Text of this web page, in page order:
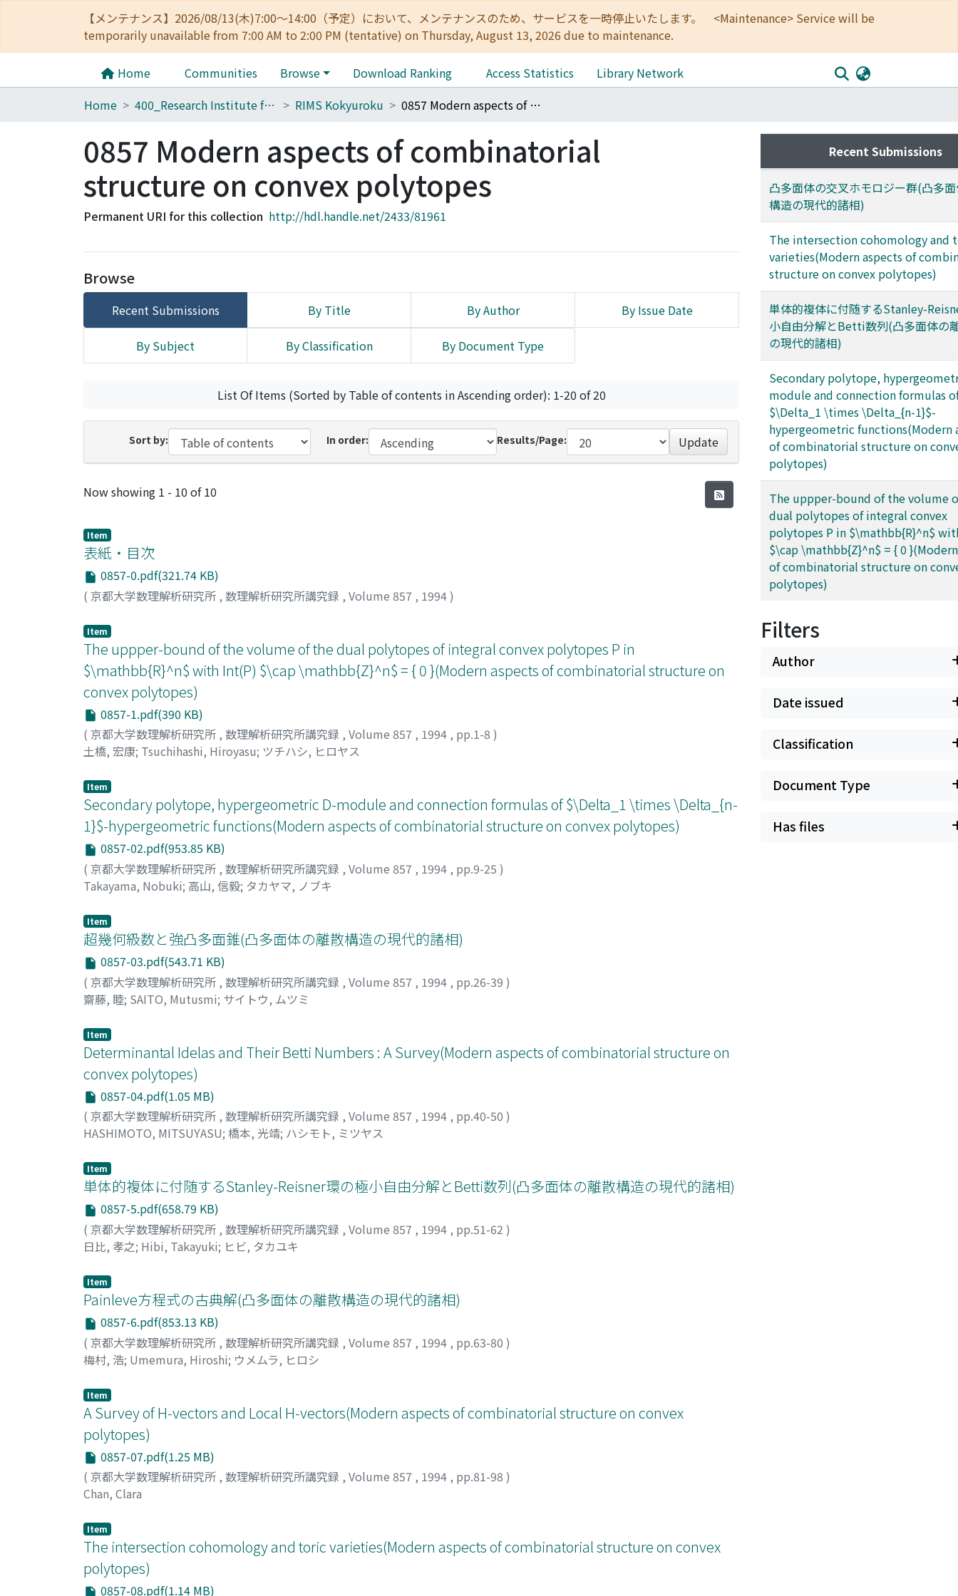
【メンテナンス】2026/08/13(木)7:00～14:00（予定）において、メンテナンスのため、サービスを一時停止いたします。 <Maintenance> Service will be
temporarily unavailable from 7:00 AM to 2:00 PM (tentative) on Thursday, August 13, 2026 due to maintenance.
Home Communities Browse Download Ranking Access Statistics
Library Network
Home
400_Research Institute for Mathematical Sciences RIMS Kokyuroku 0857 Modern aspects of combinatorial structure on convex polytopes
0857 Modern aspects of combinatorial
structure on convex polytopes
Permanent URI for this collection http://hdl.handle.net/2433/81961
Browse
Recent Submissions By Title By Author By Issue Date
By Subject By Classification By Document Type
List Of Items (Sorted by Table of contents in Ascending order): 1-20 of 20
Sort by: In order: Results/Page: Update
Recent Submissions
Now showing 1 - 10 of 10
Item
表紙・目次
0857-0.pdf(321.74 KB)
( 京都大学数理解析研究所 , 数理解析研究所講究録 , Volume 857 , 1994)
Item
The uppper-bound of the volume of the dual polytopes of integral convex polytopes P in
$\mathbb{R}^n$ with Int(P) $\cap \mathbb{Z}^n$ = { 0 }(Modern aspects of combinatorial structure on
convex polytopes)
0857-1.pdf(390 KB)
( 京都大学数理解析研究所 , 数理解析研究所講究録 , Volume 857 , 1994 , pp.1-8 )
土橋, 宏康; Tsuchihashi, Hiroyasu; ツチハシ, ヒロヤス
Item
Secondary polytope, hypergeometric D-module and connection formulas of $\Delta_1 \times \Delta_{n-
1}$-hypergeometric functions(Modern aspects of combinatorial structure on convex polytopes)
0857-02.pdf(953.85 KB)
( 京都大学数理解析研究所 , 数理解析研究所講究録 , Volume 857 , 1994 , pp.9-25 )
Takayama, Nobuki; 高山, 信毅; タカヤマ, ノブキ
Item
超幾何級数と強凸多面錐(凸多面体の離散構造の現代的諸相)
0857-03.pdf(543.71 KB)
( 京都大学数理解析研究所 , 数理解析研究所講究録 , Volume 857 , 1994 , pp.26-39 )
齋藤, 睦; SAITO, Mutusmi; サイトウ, ムツミ
Item
Determinantal Idelas and Their Betti Numbers : A Survey(Modern aspects of combinatorial structure on
convex polytopes)
0857-04.pdf(1.05 MB)
( 京都大学数理解析研究所 , 数理解析研究所講究録 , Volume 857 , 1994 , pp.40-50 )
HASHIMOTO, MITSUYASU; 橋本, 光靖; ハシモト, ミツヤス
Item
単体的複体に付随するStanley-Reisner環の極小自由分解とBetti数列(凸多面体の離散構造の現代的諸相)
0857-5.pdf(658.79 KB)
( 京都大学数理解析研究所 , 数理解析研究所講究録 , Volume 857 , 1994 , pp.51-62 )
日比, 孝之; Hibi, Takayuki; ヒビ, タカユキ
Item
Painleve方程式の古典解(凸多面体の離散構造の現代的諸相)
0857-6.pdf(853.13 KB)
( 京都大学数理解析研究所 , 数理解析研究所講究録 , Volume 857 , 1994 , pp.63-80 )
梅村, 浩; Umemura, Hiroshi; ウメムラ, ヒロシ
Item
A Survey of H-vectors and Local H-vectors(Modern aspects of combinatorial structure on convex
polytopes)
0857-07.pdf(1.25 MB)
( 京都大学数理解析研究所 , 数理解析研究所講究録 , Volume 857 , 1994 , pp.81-98 )
Chan, Clara
Item
The intersection cohomology and toric varieties(Modern aspects of combinatorial structure on convex
polytopes)
0857-08.pdf(1.14 MB)
Recent Submissions
凸多面体の交叉ホモロジー群(凸多
構造の現代的諸相)
The intersection cohomology and
varieties(Modern aspects of
structure on convex polytopes)
単体的複体に付随するStanley-
小自由分解とBetti数列(凸多面体の
の現代的諸相)
Secondary polytope,
module and connection formulas
$\Delta_1 \times \Delta_{n-1}$-
hypergeometric functions(Modern
of combinatorial structure on
polytopes)
The uppper-bound of the volume
dual polytopes of integral convex
polytopes P in $\mathbb{R}^n$
$\cap \mathbb{Z}^n$ = { 0
of combinatorial structure on
polytopes)
Filters
Author
Date issued
Classification
Document Type
Has files